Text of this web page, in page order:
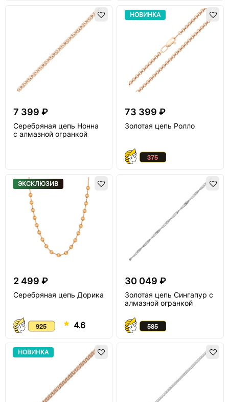
7 399 ₽
Серебряная цепь Нонна
с алмазной огранкой
НОВИНКА
73 399 ₽
Золотая цепь Ролло
ЭКСКЛЮЗИВ
2 499 ₽
Серебряная цепь Дорика
4.6
30 049 ₽
Золотая цепь Сингапур с
алмазной огранкой
НОВИНКА